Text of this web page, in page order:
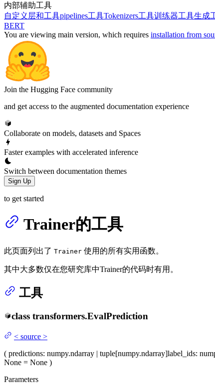
内部辅助工具
自定义层和工具pipelines工具Tokenizers工具训练器工具生成
BERT
You are viewing main version, which requires installation from
Join the Hugging Face community
and get access to the augmented documentation experience
Collaborate on models, datasets and Spaces
Faster examples with accelerated inference
Switch between documentation themes
Sign Up
to get started
Trainer的工具
此页面列出了 Trainer 使用的所有实用函数。
其中大多数仅在您研究库中Trainer的代码时有用。
工具
class transformers.EvalPrediction
< source >
( predictions: numpy.ndarray | tuple[numpy.ndarray]label_ids:
None = None )
Parameters